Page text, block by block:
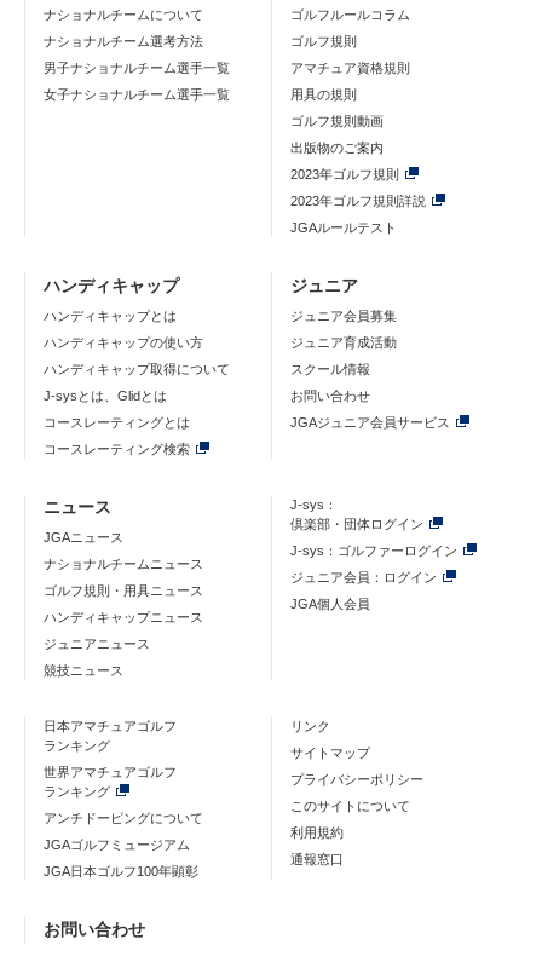
ナショナルチームについて
ナショナルチーム選考方法
男子ナショナルチーム選手一覧
女子ナショナルチーム選手一覧
ゴルフルールコラム
ゴルフ規則
アマチュア資格規則
用具の規則
ゴルフ規則動画
出版物のご案内
2023年ゴルフ規則
2023年ゴルフ規則詳説
JGAルールテスト
ハンディキャップ
ハンディキャップとは
ハンディキャップの使い方
ハンディキャップ取得について
J-sysとは、Glidとは
コースレーティングとは
コースレーティング検索
ジュニア
ジュニア会員募集
ジュニア育成活動
スクール情報
お問い合わせ
JGAジュニア会員サービス
ニュース
JGAニュース
ナショナルチームニュース
ゴルフ規則・用具ニュース
ハンディキャップニュース
ジュニアニュース
競技ニュース
J-sys：
倶楽部・団体ログイン
J-sys：ゴルファーログイン
ジュニア会員：ログイン
JGA個人会員
日本アマチュアゴルフ
ランキング
世界アマチュアゴルフ
ランキング
アンチドーピングについて
JGAゴルフミュージアム
JGA日本ゴルフ100年顕彰
リンク
サイトマップ
プライバシーポリシー
このサイトについて
利用規約
通報窓口
お問い合わせ